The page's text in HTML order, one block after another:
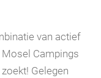
van actief
Mosel Campings
Gelegen